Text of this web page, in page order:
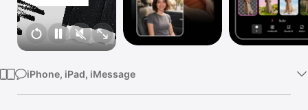
iPhone, iPad, iMessage